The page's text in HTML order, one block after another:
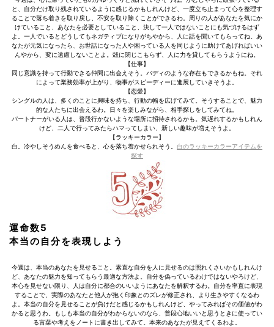
と、自分だけ取り残されているように感じるかもしれんけど、一度立ち止まって心を整理す
ることで落ち着きを取り戻し、不安を取り除くことができるわ。周りの人があなたを気にか
けていること、あなたを必要としていること、決して一人ではないことにも気づけるはず
よ。一人でいるとどうしてもネガティブになりがちやから、人に話を聞いてもらってね。あ
なたが元気になったら、お世話になった人や困っている人を同じように助けてあげればいい
んやから、変に遠慮しないことよ。殻に閉じこもらず、人に力を貸してもらうようにね。
【仕事】
同じ意識を持って行動できる仲間に出会えそう。バディのような存在もできるかもね。それ
によって業務効率が上がり、物事がスピーディーに進展していきそうよ。
【恋愛】
シングルの人は、多くのことに興味を持ち、行動の幅を広げてみて。そうすることで、魅力
的な人たちに出会えるわ。日々を楽しみながら、相手探しをしてみてね。
パートナーがいる人は、普段行かないような場所に招待されるかも。気遅れするかもしれん
けど、二人で行ってみたらハマってしまい、新しい趣味が増えそうよ。
【ラッキーカラー】
白。冷やしそうめんを食べると、心を落ち着かせられそう。 白のラッキーカラーアイテムを
探す
運命数5
本当の自分を表現しよう
今週は、本当のあなたを見せること。素直な自分を人に見せるのは照れくさいかもしれんけ
ど、あなたの魅力を知ってもらう最適な方法よ。自分を偽っているわけではないやろけど、
本心を見せない限り、人は自分に都合のいいようにあなたを解釈するわ。自分を率直に表現
することで、実際のあなたと他人が抱く印象とのズレが修正され、より生きやすくなるわ
よ。本当の自分を見せることが負けだと感じるかもしれんけど、やってみればその価値がわ
かると思うわ。もしも本当の自分がわからないのなら、普段心地いいと思うときに使ってい
る言葉や考えをノートに書き出してみて。本来のあなたが見えてくるわよ。